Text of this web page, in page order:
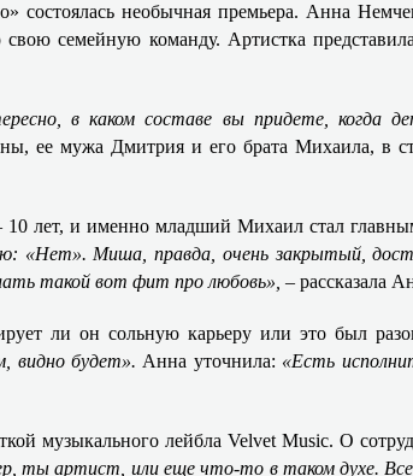
необычная премьера. Анна
семейную команду. Артистка
в каком составе вы придете, когда
ее мужа Дмитрия и его брата Михаила, в
10 лет, и именно младший Михаил стал
«Нет». Миша, правда, очень закрытый,
такой вот фит про любовь»,– рассказала
ли он сольную карьеру или это был
видно будет». Анна уточнила: «Есть
музыкального лейбла Velvet Music. О
ты артист, или еще что-то в таком духе.